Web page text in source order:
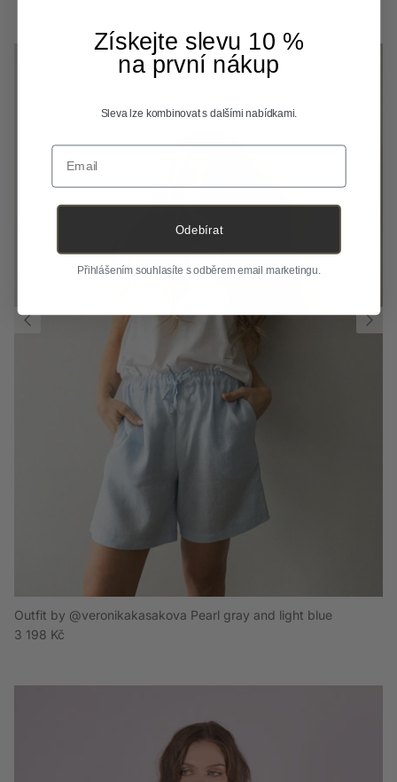
Outfit by @veronikakasakova Pearl gray and light blue
Běžná cena
3 198 Kč
Získejte slevu 10 %
na první nákup
Sleva lze kombinovat s dalšími nabídkami.
Email
Odebírat
Přihlášením souhlasíte s odběrem email marketingu.